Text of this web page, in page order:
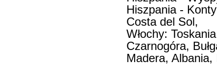
Hiszpania -
Costa del Sol,
Włochy:
Czarnogóra,
Madera,